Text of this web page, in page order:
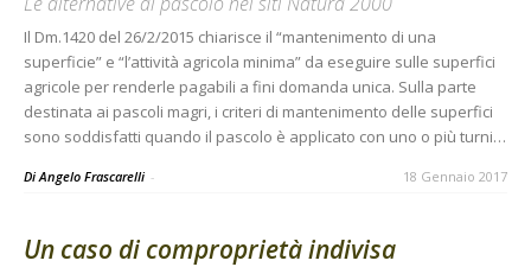
Il Dm.1420 del 26/2/2015 chiarisce il “mantenimento di una
superficie” e “l’attività agricola minima” da eseguire sulle superfici
agricole per renderle pagabili a fini domanda unica. Sulla parte
destinata ai pascoli magri, i criteri di mantenimento delle superfici
sono soddisfatti quando il pascolo è applicato con uno o più turni…
Di Angelo Frascarelli - 18 Gennaio 2017
Un caso di comproprietà indivisa